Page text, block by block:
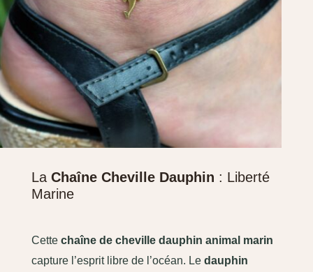
La Chaîne Cheville Dauphin : Liberté
Marine
Cette chaîne de cheville dauphin animal marin
capture l’esprit libre de l’océan. Le dauphin